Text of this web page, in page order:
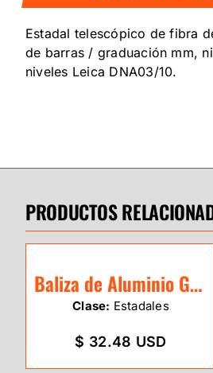
Estadal telescópico de fibra
de barras / graduación mm,
niveles Leica DNA03/10.
PRODUCTOS
Baliza de Aluminio GeoEco 3.0m
Clase: Estadales
$ 32.48 USD